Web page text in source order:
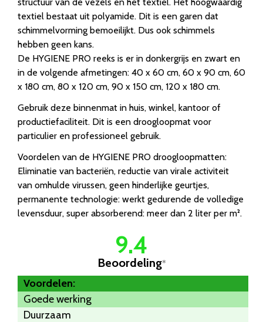
textiel bestaat uit polyamide. Dit is een garen dat
schimmelvorming bemoeilijkt. Dus ook schimmels
hebben geen kans.
De HYGIENE PRO reeks is er in donkergrijs en zwart en
in de volgende afmetingen: 40 x 60 cm, 60 x 90 cm, 60
x 180 cm, 80 x 120 cm, 90 x 150 cm, 120 x 180 cm.
Gebruik deze binnenmat in huis, winkel, kantoor of
productiefaciliteit. Dit is een droogloopmat voor
particulier en professioneel gebruik.
Voordelen van de HYGIENE PRO droogloopmatten:
Eliminatie van bacteriën, reductie van virale activiteit
van omhulde virussen, geen hinderlijke geurtjes,
permanente technologie: werkt gedurende de volledige
levensduur, super absorberend: meer dan 2 liter per m².
9.4
Beoordeling*
Voordelen:
Goede werking
Duurzaam